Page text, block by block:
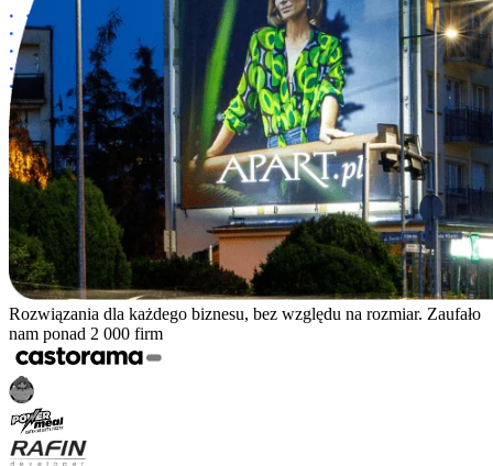
Rozwiązania dla każdego biznesu, bez względu na rozmiar. Zaufało
nam ponad 2 000 firm